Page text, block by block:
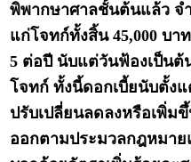
พิพากษาศาลชั้นต้นแล้ว จ
แก่โจทก์ทั้งสิ้น 45,000 บา
5 ต่อปี นับแต่วันฟ้องเป็นต้
โจทก์ ทั้งนี้ดอกเบี้ยนับตั้งแ
ปรับเปลี่ยนลดลงหรือเพิ่ม
ออกตามประมวลกฎหมา